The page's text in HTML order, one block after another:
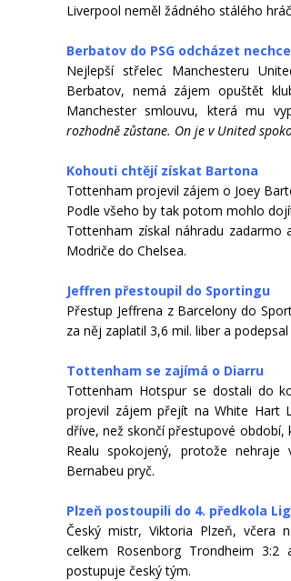
Liverpool neměl žádného stálého
Berbatov do PSG odcházet nechce
Nejlepší střelec Manchesteru
Berbatov, nemá zájem opuštět
Manchester smlouvu, která mu
rozhodně zůstane. On je v United
Kohouti chtějí získat Bartona
Tottenham projevil zájem o Joey
Podle všeho by tak potom mohlo
Tottenham získal náhradu zadarmo
Modriče do Chelsea.
Jeffren přestoupil do Sportingu
Přestup Jeffrena z Barcelony do
za něj zaplatil 3,6 mil. liber a
Tottenham se zajímá o Diarru
Tottenham Hotspur se dostali do
projevil zájem přejít na White Hart
dříve, než skončí přestupové
Realu spokojený, protože
Bernabeu pryč.
Plzeň postoupili do 4. předkola
Český mistr, Viktoria Plzeň, včera
celkem Rosenborg Trondheim
postupuje český tým.